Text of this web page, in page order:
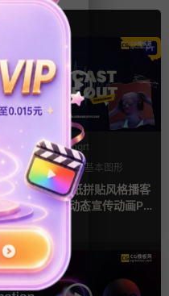
PR基本图形mogrt
LOGO动画
PR基本图形
复古风
pr模板 做旧撕纸拼贴风格播客
节目开场介绍动态宣传动画PR
模版5天前